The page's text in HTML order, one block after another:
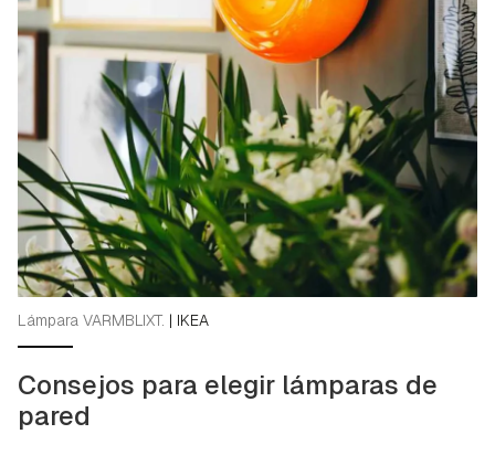
iniciar sesión con tu cuenta de Hogarmanía.
INICIAR SESIÓN
Lámpara VARMBLIXT. | IKEA
Consejos para elegir lámparas de
pared
ACEPTAR